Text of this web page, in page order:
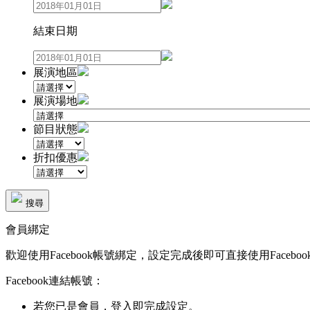
結束日期
展演地區
展演場地
節目狀態
折扣優惠
搜尋
會員綁定
歡迎使用Facebook帳號綁定，設定完成後即可直接使用
Facebook連結帳號：
若您已是會員，登入即完成設定。